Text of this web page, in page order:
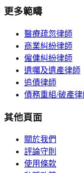
更多範疇
醫療疏忽律師
商業糾紛律師
僱傭糾紛律師
遺囑及遺產律師
追債律師
債務重組/破產律
其他頁面
關於我們
評論守則
使用條款